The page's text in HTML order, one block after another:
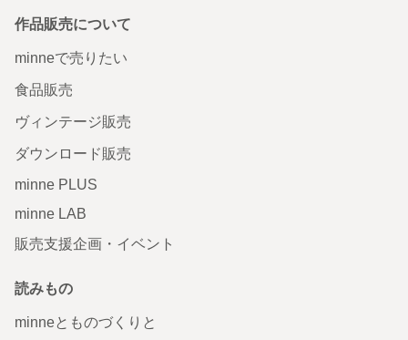
作品販売について
minneで売りたい
食品販売
ヴィンテージ販売
ダウンロード販売
minne PLUS
minne LAB
販売支援企画・イベント
読みもの
minneとものづくりと